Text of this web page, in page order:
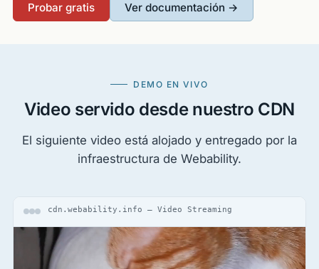
Probar gratis Ver documentación →
DEMO EN VIVO
Video servido desde nuestro CDN
El siguiente video está alojado y entregado por la
infraestructura de Webability.
cdn.webability.info — Video Streaming